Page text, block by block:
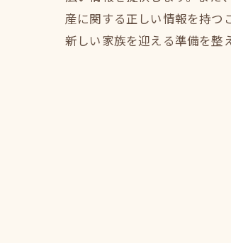
産に関する正しい情報を持つ
新しい家族を迎える準備を整